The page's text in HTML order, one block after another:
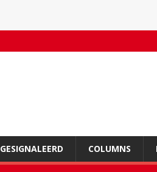
GESIGNALEERD COLUMNS